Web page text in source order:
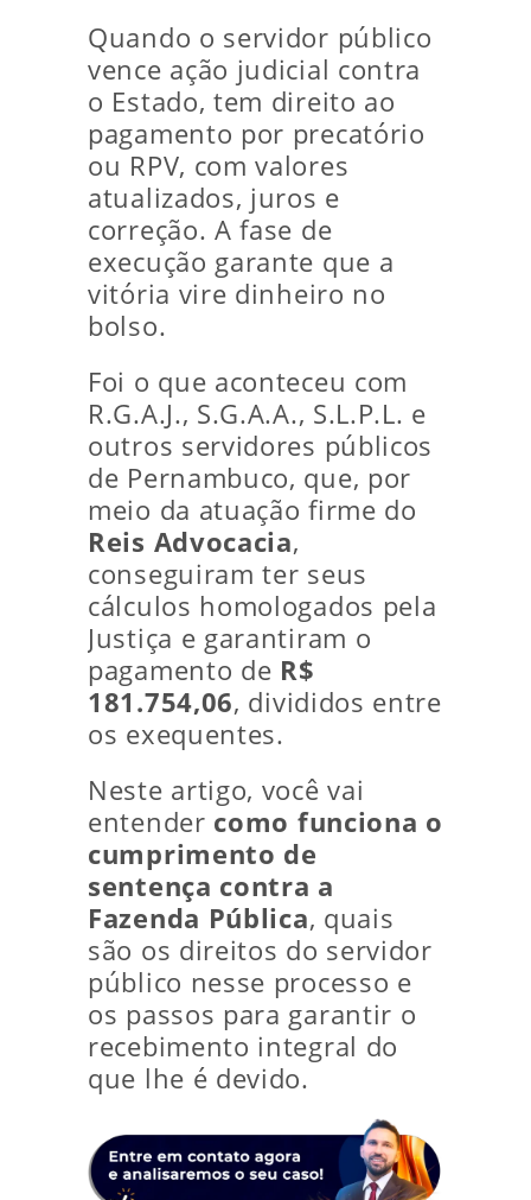
Quando o servidor público
vence ação judicial contra
o Estado, tem direito ao
pagamento por precatório
ou RPV, com valores
atualizados, juros e
correção. A fase de
execução garante que a
vitória vire dinheiro no
bolso.
Foi o que aconteceu com
R.G.A.J., S.G.A.A., S.L.P.L. e
outros servidores públicos
de Pernambuco, que, por
meio da atuação firme do
Reis Advocacia,
conseguiram ter seus
cálculos homologados pela
Justiça e garantiram o
pagamento de R$
181.754,06, divididos entre
os exequentes.
Neste artigo, você vai
entender como funciona o
cumprimento de
sentença contra a
Fazenda Pública, quais
são os direitos do servidor
público nesse processo e
os passos para garantir o
recebimento integral do
que lhe é devido.